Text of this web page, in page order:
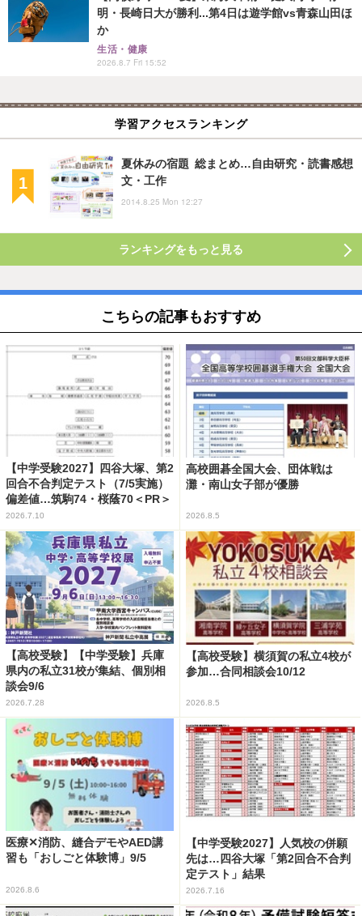
明・長崎日大が勝利...第4日は遊学館vs青森山田ほ
か
生活・健康
2026.8.7 Fri 15:52
学習アクセスランキング
夏休みの宿題 総まとめ…自由研究・読書感想
文・工作
2014.8.25 Mon 12:27
ランキングをもっと見る
こちらの記事もおすすめ
【中学受験2027】四谷大塚、第2
回合不合判定テスト（7/5実施）
偏差値…筑駒74・桜蔭70＜PR＞
2026.7.10
高校囲碁全国大会、団体戦は
灘・南山女子部が優勝
2026.8.5
【高校受験】【中学受験】兵庫
県内の私立31校が集結、個別相
談会9/6
2026.7.28
【高校受験】横須賀の私立4校が
参加…合同相談会10/12
2026.8.5
医療✕消防、縫合デモやAED講
習も「おしごと体験博」9/5
2026.8.6
【中学受験2027】人気校の併願
先は…四谷大塚「第2回合不合判
定テスト」結果
2026.7.16